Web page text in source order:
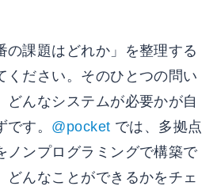
の課題はどれか」を整理する
ください。そのひとつの問い
どんなシステムが必要かが自
す。 @pocket では、多拠点
ノンプログラミングで構築で
どんなことができるかをチェ